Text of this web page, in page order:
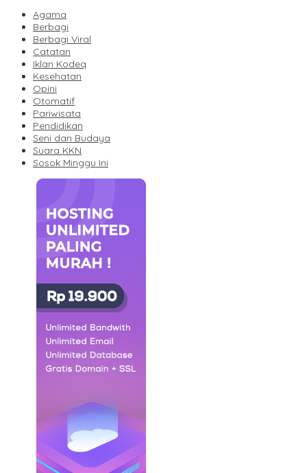
Agama
Berbagi
Berbagi Viral
Catatan
Iklan Kodeq
Kesehatan
Opini
Otomatif
Pariwisata
Pendidikan
Seni dan Budaya
Suara KKN
Sosok Minggu Ini